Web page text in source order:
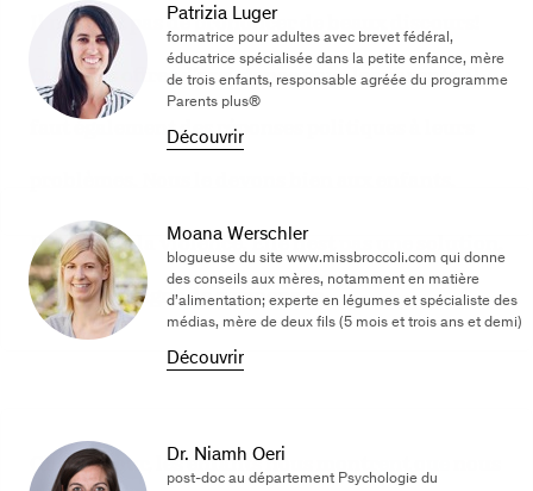
Il ne suffit pas de prononcer de beaux discours!
Outre les offres d’assistance pour les parents, il
faut également des réponses politiques à leurs
Parlons de la violence. Elle n’est pas une solution.
Elle est un signe de surmenage.
Patrizia Luger
formatrice pour adultes avec brevet fédéral,
éducatrice spécialisée dans la petite enfance, mère
de trois enfants, responsable agréée du programme
Parents plus®
Découvrir
Chaque jour, les enfants nous montrent que nous
Moana Werschler
blogueuse du site www.missbroccoli.com qui donne
des conseils aux mères, notamment en matière
d’alimentation; experte en légumes et spécialiste des
médias, mère de deux fils (5 mois et trois ans et demi)
Découvrir
Dr. Niamh Oeri
post-doc au département Psychologie du